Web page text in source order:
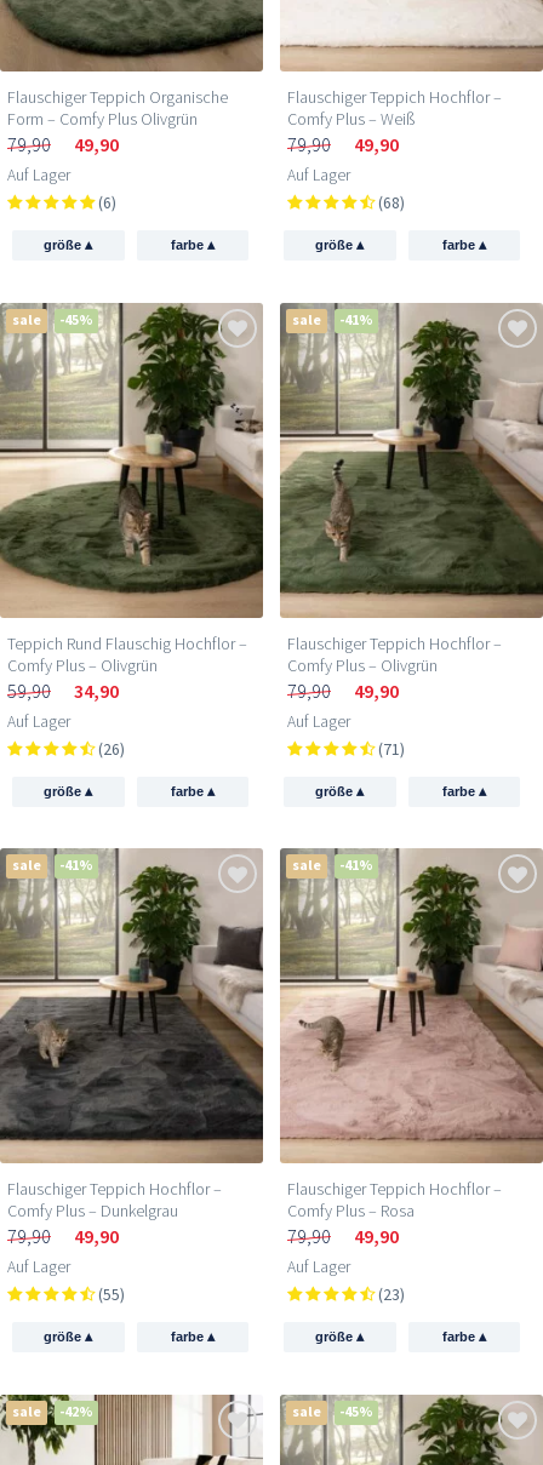
Flauschiger Teppich Organische
Form – Comfy Plus Olivgrün
79,90 49,90
Auf Lager
(6)
größe▴ farbe ▴
Flauschiger Teppich Hochflor –
Comfy Plus – Weiß
79,90 49,90
Auf Lager
(68)
größe▴ farbe ▴
sale -45%
Teppich Rund Flauschig Hochflor –
Comfy Plus – Olivgrün
59,90 34,90
Auf Lager
(26)
größe▴ farbe ▴
sale -41%
Flauschiger Teppich Hochflor –
Comfy Plus – Olivgrün
79,90 49,90
Auf Lager
(71)
größe▴ farbe ▴
sale -41%
Flauschiger Teppich Hochflor –
Comfy Plus – Dunkelgrau
79,90 49,90
Auf Lager
(55)
größe▴ farbe ▴
sale -41%
Flauschiger Teppich Hochflor –
Comfy Plus – Rosa
79,90 49,90
Auf Lager
(23)
größe▴ farbe ▴
sale -42% sale -45%